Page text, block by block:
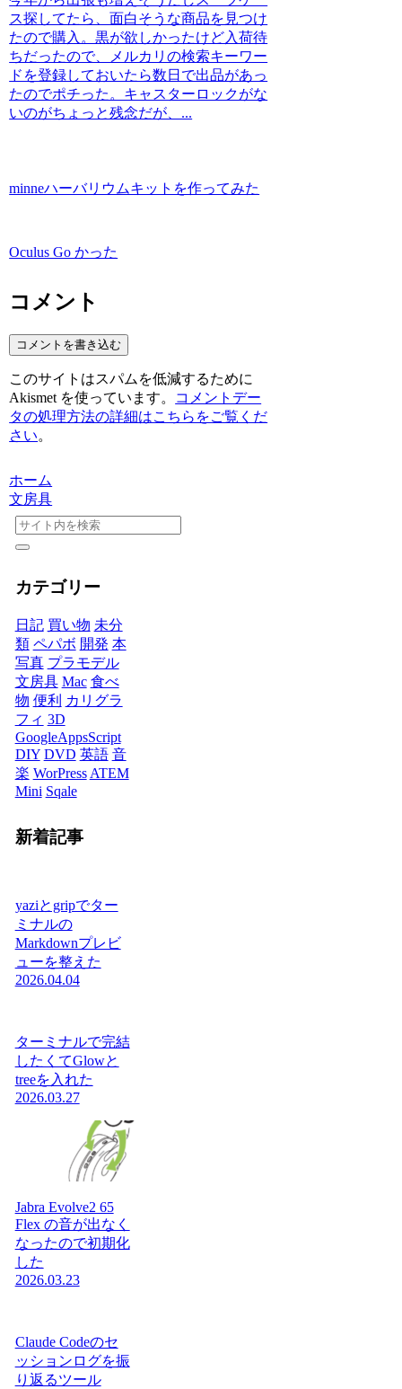
ス探してたら、面白そうな商品を見つけ
たので購入。黒が欲しかったけど入荷待
ちだったので、メルカリの検索キーワー
ドを登録しておいたら数日で出品があっ
たのでポチった。キャスターロックがな
いのがちょっと残念だが、...
minneハーバリウムキットを作ってみた
Oculus Go かった
コメント
コメントを書き込む
このサイトはスパムを低減するために
Akismet を使っています。
コメントデー
タの処理方法の詳細はこちらをご覧くだ
さい。
ホーム
文房具
カテゴリー
日記 買い物 未分
類 ペパボ 開発 本
写真 プラモデル
文房具 Mac 食べ
物 便利 カリグラ
フィ 3D
GoogleAppsScript
DIY DVD 英語 音
楽 WorPress ATEM
Mini Sqale
新着記事
yaziとgripでター
ミナルの
Markdownプレビ
ューを整えた
2026.04.04
ターミナルで完結
したくてGlowと
treeを入れた
2026.03.27
Jabra Evolve2 65
Flex の音が出なく
なったので初期化
した
2026.03.23
Claude Codeのセ
ッションログを振
り返るツール